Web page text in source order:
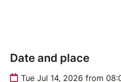
Date and place
Tue Jul 14, 2026 from